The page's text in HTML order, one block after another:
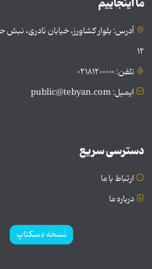
ما اینجاییم
آدرس: بلوار کشاورز، خیابان نادری،
۱۲
تلفن: ۰۲۱۸۱۲۰۰۰۰۰
ایمیل: public@tebyan.com
دسترسی سریع
ارتباط با ما
درباره ما
نسخه دسکتاپ